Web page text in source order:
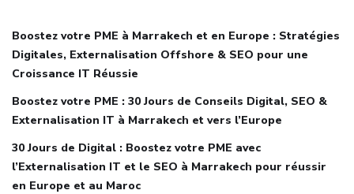
Boostez votre PME à Marrakech et en Europe : Stratégies
Digitales, Externalisation Offshore & SEO pour une
Croissance IT Réussie
Boostez votre PME : 30 Jours de Conseils Digital, SEO &
Externalisation IT à Marrakech et vers l’Europe
30 Jours de Digital : Boostez votre PME avec
l’Externalisation IT et le SEO à Marrakech pour réussir
en Europe et au Maroc